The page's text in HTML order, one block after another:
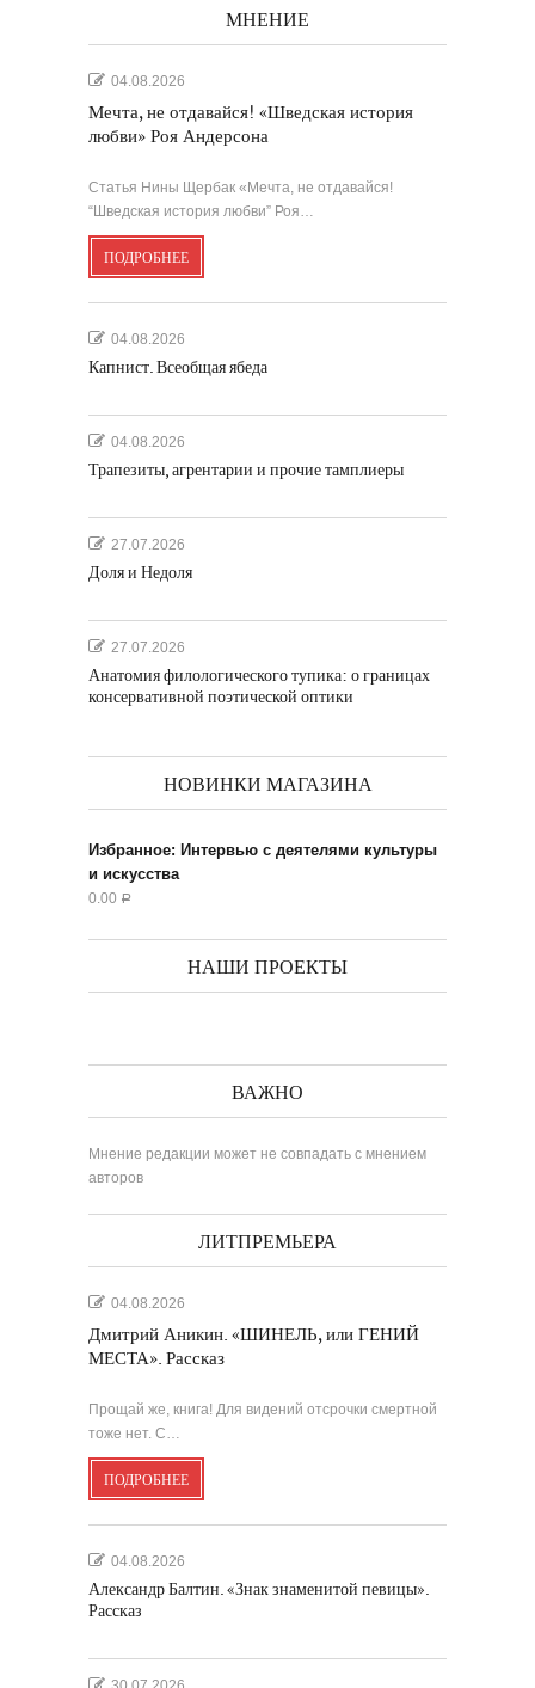
МНЕНИЕ
04.08.2026
Мечта, не отдавайся! «Шведская история
любви» Роя Андерсона
Статья Нины Щербак «Мечта, не отдавайся!
“Шведская история любви” Роя…
ПОДРОБНЕЕ
04.08.2026
Капнист. Всеобщая ябеда
04.08.2026
Трапезиты, агрентарии и прочие тамплиеры
27.07.2026
Доля и Недоля
27.07.2026
Анатомия филологического тупика: о границах
консервативной поэтической оптики
НОВИНКИ МАГАЗИНА
Избранное: Интервью с деятелями культуры
и искусства
0.00 Р
НАШИ ПРОЕКТЫ
ВАЖНО
Мнение редакции может не совпадать с мнением
авторов
ЛИТПРЕМЬЕРА
04.08.2026
Дмитрий Аникин. «ШИНЕЛЬ, или ГЕНИЙ
МЕСТА». Рассказ
Прощай же, книга! Для видений отсрочки смертной
тоже нет. С…
ПОДРОБНЕЕ
04.08.2026
Александр Балтин. «Знак знаменитой певицы».
Рассказ